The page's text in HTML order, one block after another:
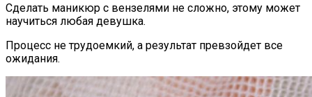
Сделать маникюр с вензелями не сложно, этому может
научиться любая девушка.
Процесс не трудоемкий, а результат превзойдет все
ожидания.